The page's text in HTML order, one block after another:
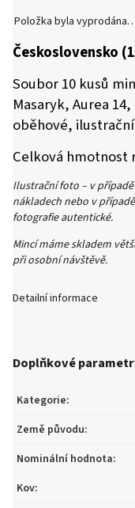
Položka byla
Československo
Soubor 10 kusů
Masaryk, Aurea
oběhové,
Celková hmotnost
Ilustrační foto – v
nákladech nebo v
fotografie autentické.
Mincí máme skladem
při osobní návštěvě.
Detailní informace
Doplňkové
Kategorie:
Země původu:
Nominální hodnota:
Kov: